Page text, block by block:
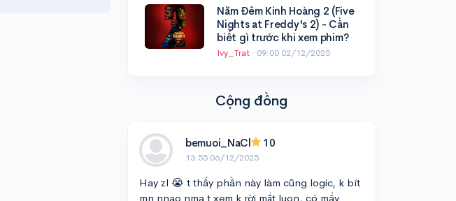
Năm Đêm Kinh Hoàng 2 (Five
Nights at Freddy's 2) - Cần
biết gì trước khi xem phim?
Ivy_Trat · 09:00 02/12/2025
Cộng đồng
bemuoi_NaCl 10
13:55 06/12/2025
Hay zl 😭 t thấy phần này làm cũng logic, k bít
mn nnao nma t xem k rời mắt luon, có mấy